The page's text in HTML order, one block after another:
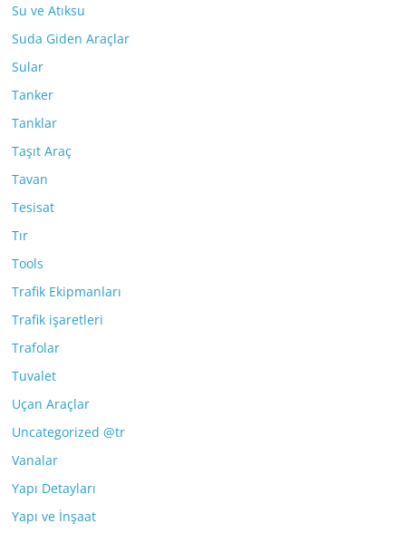
Su ve Atıksu
Suda Giden Araçlar
Sular
Tanker
Tanklar
Taşıt Araç
Tavan
Tesisat
Tır
Tools
Trafik Ekipmanları
Trafik işaretleri
Trafolar
Tuvalet
Uçan Araçlar
Uncategorized @tr
Vanalar
Yapı Detayları
Yapı ve İnşaat